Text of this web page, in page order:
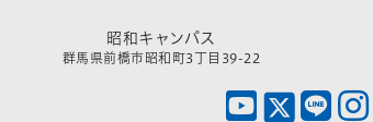
昭和キャンパス
群馬県前橋市昭和町3丁目39-22